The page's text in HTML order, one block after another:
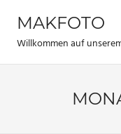
Inhalt
springen
MAKFOTO
Willkommen auf